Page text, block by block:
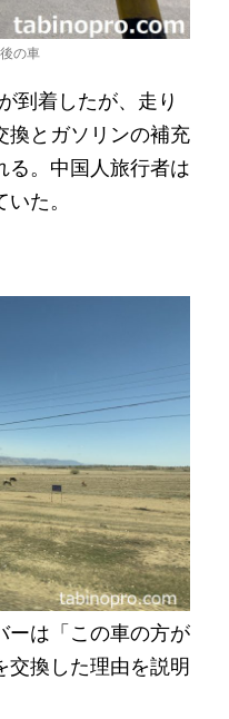
の車
到着したが、走り
換とガソリンの補充
る。中国人旅行者は
た。
ーは「この車の方が
交換した理由を説明